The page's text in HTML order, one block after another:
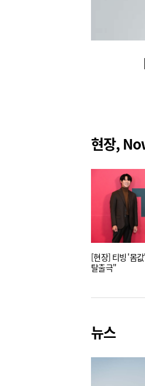
현장,
[현장] 티빙 '몸
탈출극"
뉴스